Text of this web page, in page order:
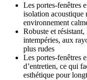
Les portes-fenêtres
isolation acoustique
environnement
Robuste et
intempéries, aux
plus rudes
Les portes-fenêtres
d’entretien, ce qui
esthétique pour